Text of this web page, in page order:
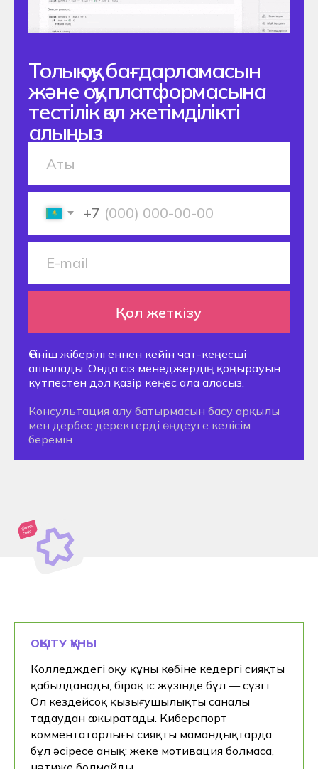
ОҚЫТУ ҚҰНЫ
Колледждегі оқу құны көбіне кедергі сияқты
қабылданады, бірақ іс жүзінде бұл — сүзгі.
Ол кездейсоқ қызығушылықты саналы
таңдаудан ажыратады. Киберспорт
комментаторлығы сияқты мамандықтарда
бұл әсіресе анық: жеке мотивация болмаса,
Ерте брондау 2026/2027: колледждегі
орынды ең тиімді шарттармен белгілеңіз
+7
күтпестен дәл қазір кеңес ала аласыз.
Консультация алу батырмасын басу арқылы мен
дербес деректерді өңдеуге келісім беремін
Мектепте оқып
жүргенде
колледжде орын
брондаңыз
Мәліметтерді өңдеу саясаты